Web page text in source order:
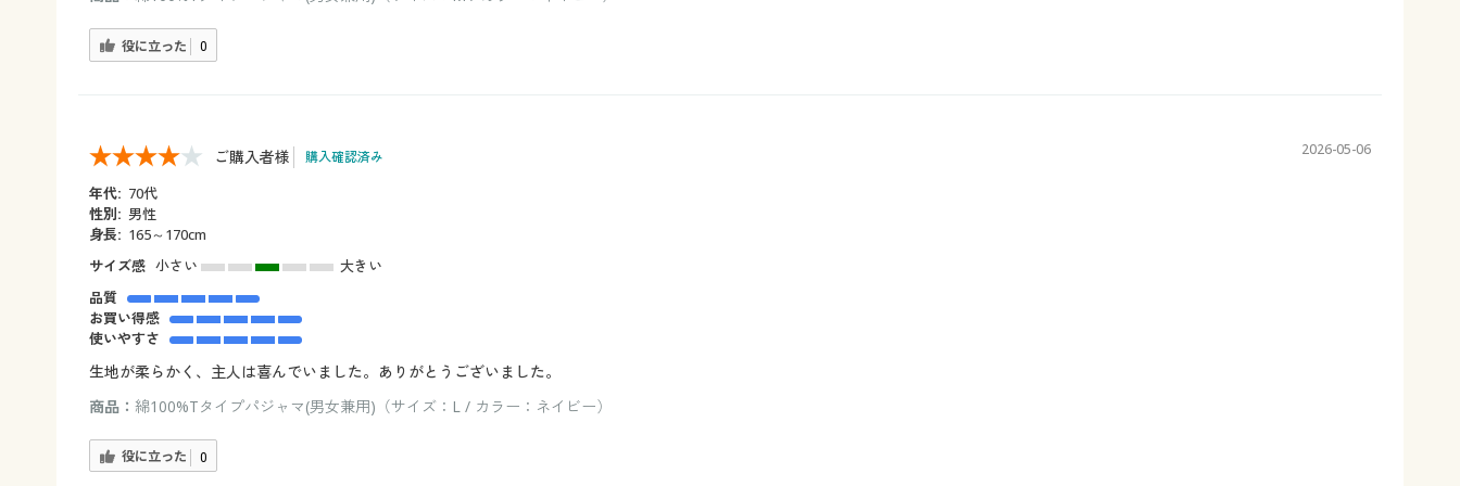
役に立った 0
ご購入者様 購入確認済み 2026-05-06
年代: 70代
性別: 男性
身長: 165～170cm
サイズ感 小さい
大きい
品質
お買い得感
使いやすさ
生地が柔らかく、主人は喜んでいました。ありがとうございました。
商品： 綿100%Tタイプパジャマ(男女兼用)（サイズ：L / カラー：ネイビー）
役に立った 0